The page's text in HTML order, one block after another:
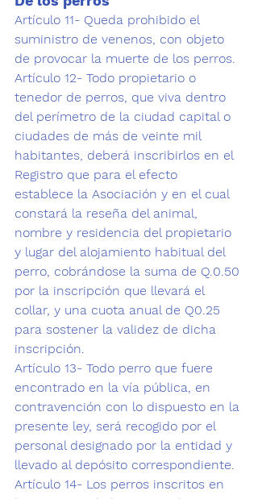
Artículo 11- Queda prohibido el
suministro de venenos, con objeto
de provocar la muerte de los perros.
Artículo 12- Todo propietario o
tenedor de perros, que viva dentro
del perímetro de la ciudad capital o
ciudades de más de veinte mil
habitantes, deberá inscribirlos en el
Registro que para el efecto
establece la Asociación y en el cual
constará la reseña del animal,
nombre y residencia del propietario
y lugar del alojamiento habitual del
perro, cobrándose la suma de Q.0.50
por la inscripción que llevará el
collar, y una cuota anual de Q0.25
para sostener la validez de dicha
inscripción.
Artículo 13- Todo perro que fuere
encontrado en la vía pública, en
contravención con lo dispuesto en la
presente ley, será recogido por el
personal designado por la entidad y
llevado al depósito correspondiente.
Artículo 14- Los perros inscritos en